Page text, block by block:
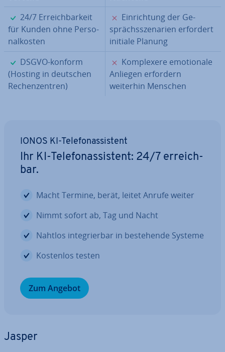
✓
24/7 Er­reich­bar­keit
für Kunden ohne Per­so­
nal­kos­ten
✗
Ein­rich­tung der Ge­
sprächs­sze­na­ri­en erfordert
initiale Planung
✓
DSGVO-konform
(Hosting in deutschen
Re­chen­zen­tren)
✗
Kom­ple­xe­re emo­tio­na­le
Anliegen erfordern
weiterhin Menschen
IONOS KI-Te­le­fon­as­sis­tent
Ihr KI-Te­le­fon­as­sis­tent: 24/7 er­reich­
bar.
Macht Termine, berät, leitet Anrufe weiter
Nimmt sofort ab, Tag und Nacht
Nahtlos in­te­grier­bar in be­stehen­de Systeme
Kostenlos testen
Zum Angebot
Jasper